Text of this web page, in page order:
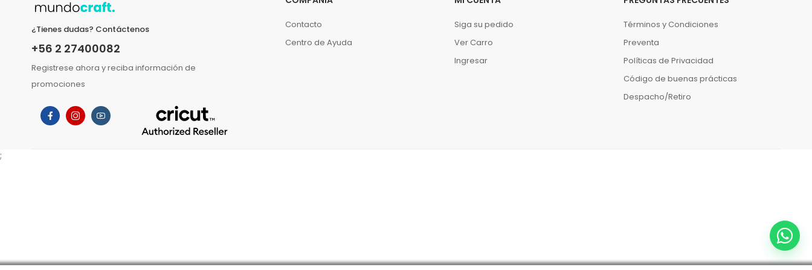
¿Tienes dudas? Contáctenos
+56 2 27400082
Registrese ahora y reciba información de
promociones
Contacto
Centro de Ayuda
Siga su pedido
Ver Carro
Ingresar
Términos y Condiciones
Preventa
Políticas de Privacidad
Código de buenas prácticas
Despacho/Retiro
;